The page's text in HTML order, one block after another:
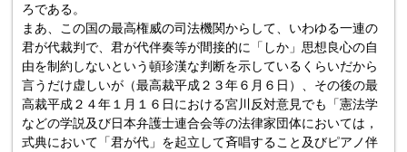
ろである。
まあ、この国の最高権威の司法機関からして、いわゆる一連の
君が代裁判で、君が代伴奏等が間接的に「しか」思想良心の自
由を制約しないという頓珍漢な判断を示しているくらいだから
言うだけ虚しいが（最高裁平成２３年６月６日）、その後の最
高裁平成２４年１月１６日における宮川反対意見でも「憲法学
などの学説及び日本弁護士連合会等の法律家団体においては，
式典において「君が代」を起立して斉唱すること及びピアノ伴